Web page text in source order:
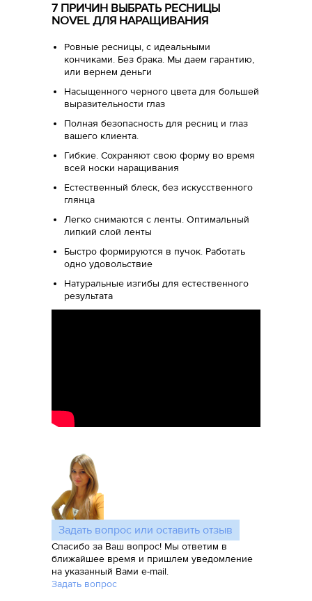
7 ПРИЧИН ВЫБРАТЬ РЕСНИЦЫ
NOVEL ДЛЯ НАРАЩИВАНИЯ
Ровные ресницы, с идеальными
кончиками. Без брака. Мы даем гарантию,
или вернем деньги
Насыщенного черного цвета для большей
выразительности глаз
Полная безопасность для ресниц и глаз
вашего клиента.
Гибкие. Сохраняют свою форму во время
всей носки наращивания
Естественный блеск, без искусственного
глянца
Легко снимаются с ленты. Оптимальный
липкий слой ленты
Быстро формируются в пучок. Работать
одно удовольствие
Натуральные изгибы для естественного
результата
Задать вопрос или оставить отзыв
Спасибо за Ваш вопрос! Мы ответим в
ближайшее время и пришлем уведомление
на указанный Вами e-mail.
Задать вопрос